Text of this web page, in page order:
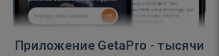
Приложение GetaPro - тысячи